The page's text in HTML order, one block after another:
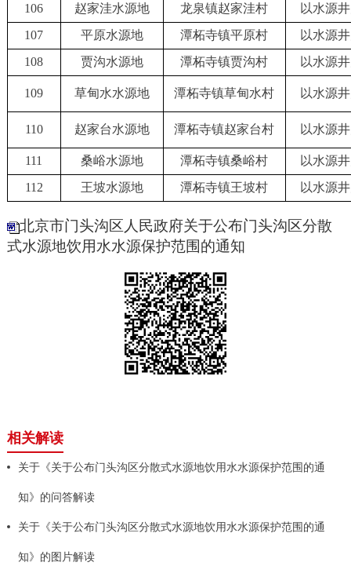
106 赵家洼水源地 龙泉镇赵家洼村
以水源
107
平原水源地 潭柘寺镇平原村
以水源
108
贾沟水源地 潭柘寺镇贾沟村 以水源
109 草甸水水源地 潭柘寺镇草甸水村 以水源
110 赵家台水源地 潭柘寺镇赵家台村 以水源
111 桑峪水源地 潭柘寺镇桑峪村
以水源
112
王坡水源地 潭柘寺镇王坡村 以水源
北京市门头沟区人民政府关于公布门头沟区分散
式水源地饮用水水源保护范围的通知
相关解读
关于《关于公布门头沟区分散式水源地饮用水水源保护范围的通
知》的问答解读
关于《关于公布门头沟区分散式水源地饮用水水源保护范围的通
知》的图片解读